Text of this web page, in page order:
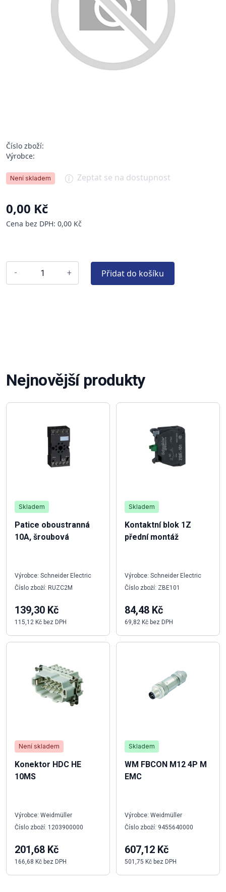
Číslo zboží:
Výrobce:
Není skladem Zeptat se na dostupnost
0,00 Kč
Cena bez DPH: 0,00 Kč
- + Přidat do košíku
Nejnovější produkty
Skladem
Patice oboustranná
10A, šroubová
Výrobce: Schneider Electric
Číslo zboží: RUZC2M
139,30 Kč
115,12 Kč bez DPH
Není skladem
Konektor HDC HE
10MS
Výrobce: Weidmüller
Číslo zboží: 1203900000
201,68 Kč
166,68 Kč bez DPH
Skladem
Kontaktní blok 1Z
přední montáž
Výrobce: Schneider Electric
Číslo zboží: ZBE101
84,48 Kč
69,82 Kč bez DPH
Skladem
WM FBCON M12 4P M
EMC
Výrobce: Weidmüller
Číslo zboží: 9455640000
607,12 Kč
501,75 Kč bez DPH